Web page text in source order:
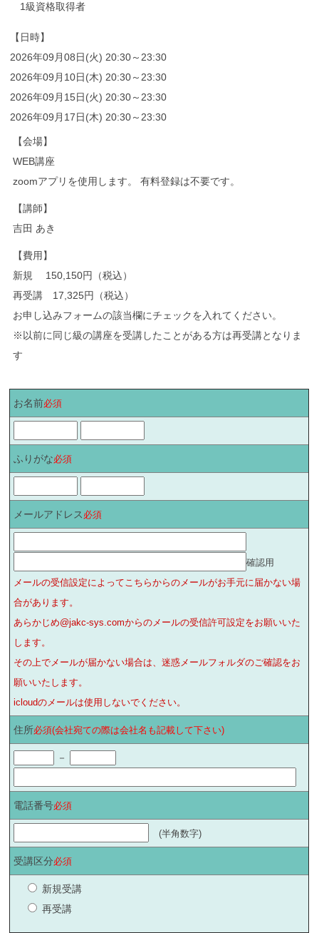
1級資格取得者
【日時】
2026年09月08日(火) 20:30～23:30
2026年09月10日(木) 20:30～23:30
2026年09月15日(火) 20:30～23:30
2026年09月17日(木) 20:30～23:30
【会場】
WEB講座
zoomアプリを使用します。 有料登録は不要です。
【講師】
吉田 あき
【費用】
新規 150,150円（税込）
再受講 17,325円（税込）
お申し込みフォームの該当欄にチェックを入れてください。
※以前に同じ級の講座を受講したことがある方は再受講となりま
す
お名前必須
ふりがな必須
メールアドレス 必須
確認用
メールの受信設定によってこちらからのメールがお手元に届かない場
合があります。
あらかじめ@jakc-sys.comからのメールの受信許可設定をお願いいた
します。
その上でメールが届かない場合は、迷惑メールフォルダのご確認をお
願いいたします。
icloudのメールは使用しないでください。
住所必須(会社宛ての際は会社名も記載して下さい)
－
電話番号必須
(半角数字)
受講区分必須
新規受講
再受講